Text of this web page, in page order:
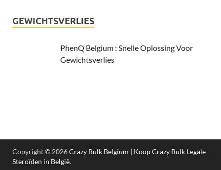
GEWICHTSVERLIES
PhenQ Belgium : Snelle Oplossing Voor
Gewichtsverlies
Copyright © 2026Crazy Bulk Belgium | Koop Crazy Bulk Legale
Steroïden in België.